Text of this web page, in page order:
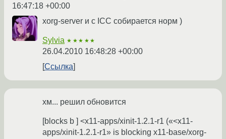
16:47:18 +00:00
xorg-server и с ICC собирается норм )
Sylvia ★★★★★
26.04.2010 16:48:28 +00:00
Ссылка
хм... решил обновится
[blocks b ] <x11-apps/xinit-1.2.1-r1 («<x11-
apps/xinit-1.2.1-r1» is blocking x11-base/xorg-